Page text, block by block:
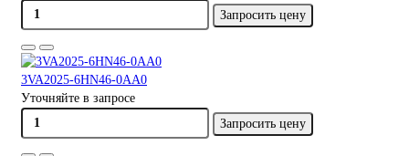
Запросить цену
3VA2025-6HN46-0AA0
Уточняйте в запросе
Запросить цену